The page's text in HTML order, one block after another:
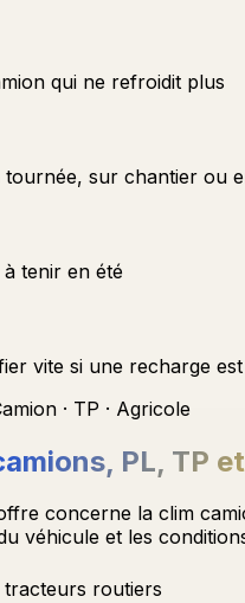
qui ne refroidit plus
tournée, sur chantier ou
tenir en été
vite si une recharge
· TP · Agricole
PL, TP
concerne la clim
véhicule et les
tracteurs routiers